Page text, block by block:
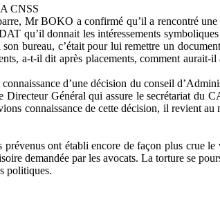
CNSS
Mr BOKO a confirmé qu’il a rencontré
qu’il donnait les intéressements
bureau, c’était pour lui remettre un
a-t-il dit après placements, comment
d’une décision du conseil
Général qui assure le secrétariat du
connaissance de cette décision, il revient
ont établi encore de façon plus crue
demandée par les avocats. La torture se
politiques.